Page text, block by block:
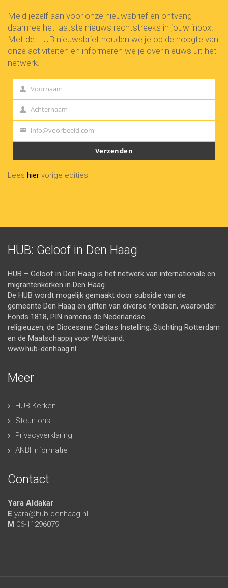
Meld jezelf aan voor onze nieuwsbrief en ontvang
daarmee het laatste nieuws rechtstreeks in jouw inbox.
Met de HUB nieuwsbrief houden we je op de hoogte van
onze activiteiten en informeren we je over nieuws uit het
netwerk.
First
Voornaam
Last
Achternaam
info@voorbeeld.com
Verzenden
Lees hier vorige edities
HUB: Geloof in Den Haag
HUB – Geloof in Den Haag is het netwerk van internationale en
migrantenkerken in Den Haag.
De HUB wordt mogelijk gemaakt door subsidie van de
gemeente Den Haag en giften van diverse fondsen, waaronder
Fonds 1818, PIN namens de Nederlandse
religieuzen, de Diocesane Caritas Instelling, Stichting Rotterdam
en de Maatschappij voor Welstand.
www.hub-denhaag.nl
Meer
HUB Kerken
Steun ons
Privacyverklaring
ANBI informatie
Contact
Yara Aldakar
E yara@hub-denhaag.nl
M 06-11296079